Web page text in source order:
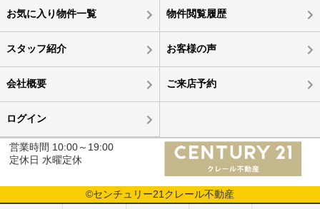
お気に入り物件一覧 物件閲覧履歴
スタッフ紹介 お客様の声
会社概要 ご来店予約
ログイン
営業時間 10:00～19:00
定休日 水曜定休
©センチュリー21クレール不動産